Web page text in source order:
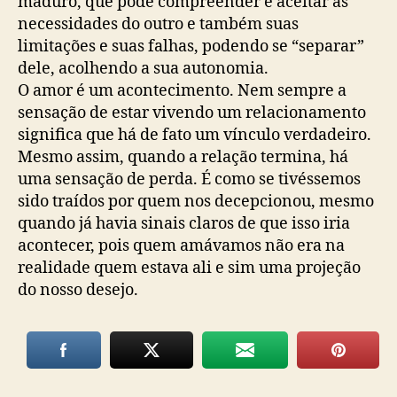
necessidades do outro e também suas
limitações e suas falhas, podendo se “separar”
dele, acolhendo a sua autonomia.
O amor é um acontecimento. Nem sempre a
sensação de estar vivendo um relacionamento
significa que há de fato um vínculo verdadeiro.
Mesmo assim, quando a relação termina, há
uma sensação de perda. É como se tivéssemos
sido traídos por quem nos decepcionou, mesmo
quando já havia sinais claros de que isso iria
acontecer, pois quem amávamos não era na
realidade quem estava ali e sim uma projeção
do nosso desejo.